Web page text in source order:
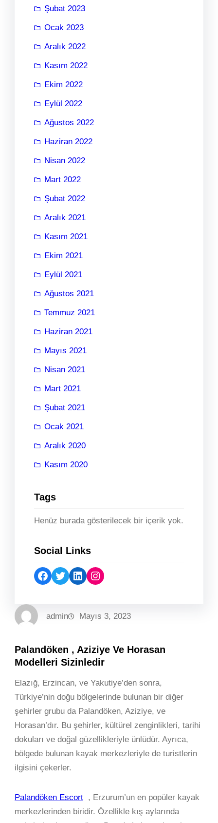
Şubat 2023
Ocak 2023
Aralık 2022
Kasım 2022
Ekim 2022
Eylül 2022
Ağustos 2022
Haziran 2022
Nisan 2022
Mart 2022
Şubat 2022
Aralık 2021
Kasım 2021
Ekim 2021
Eylül 2021
Ağustos 2021
Temmuz 2021
Haziran 2021
Mayıs 2021
Nisan 2021
Mart 2021
Şubat 2021
Ocak 2021
Aralık 2020
Kasım 2020
Tags
Henüz burada gösterilecek bir içerik yok.
Social Links
Facebook Twitter LinkedIn Instagram
admin Mayıs 3, 2023
Palandöken , Aziziye Ve Horasan
Modelleri Sizinledir
Elazığ, Erzincan, ve Yakutiye’den sonra,
Türkiye’nin doğu bölgelerinde bulunan bir diğer
şehirler grubu da Palandöken, Aziziye, ve
Horasan’dır. Bu şehirler, kültürel zenginlikleri, tarihi
dokuları ve doğal güzellikleriyle ünlüdür. Ayrıca,
bölgede bulunan kayak merkezleriyle de turistlerin
ilgisini çekerler.
Palandöken Escort , Erzurum’un en popüler kayak
merkezlerinden biridir. Özellikle kış aylarında